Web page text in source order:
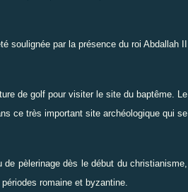
soulignée par la présence du roi Abdallah II
de golf pour visiter le site du baptême. Le
ce très important site archéologique qui se
pèlerinage dès le début du christianisme,
romaine et byzantine.